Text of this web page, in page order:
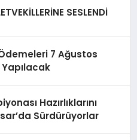
SESLENDİ
7 Ağustos
Hazırlıklarını
Sürdürüyorlar